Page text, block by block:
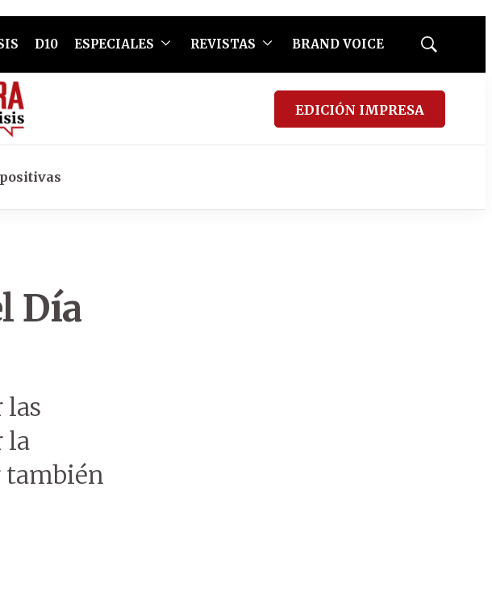
D10 ESPECIALES REVISTAS BRAND VOICE
Mostrar
EDICIÓN IMPRESA
Día
las
la
también